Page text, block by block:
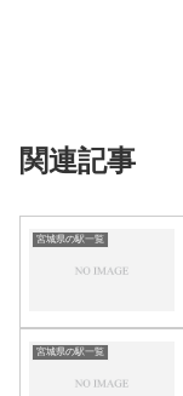
関連記事
宮城県の駅一覧
宮城県の駅一覧